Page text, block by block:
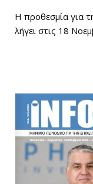
Η προθεσμία για
λήγει στις 18